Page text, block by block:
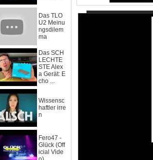
Das TLO
U2 Meinu
ngsdilem
ma
Das SCH
LECHTE
STE Alex
a Gerät: E
cho ...
Wissensc
haftler irre
n
Fero47 -
Glück (Off
icial Vide